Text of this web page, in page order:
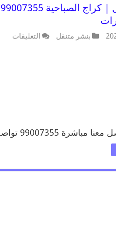
بنشر متنقل التعليقات
99007355 تواصل معنا …